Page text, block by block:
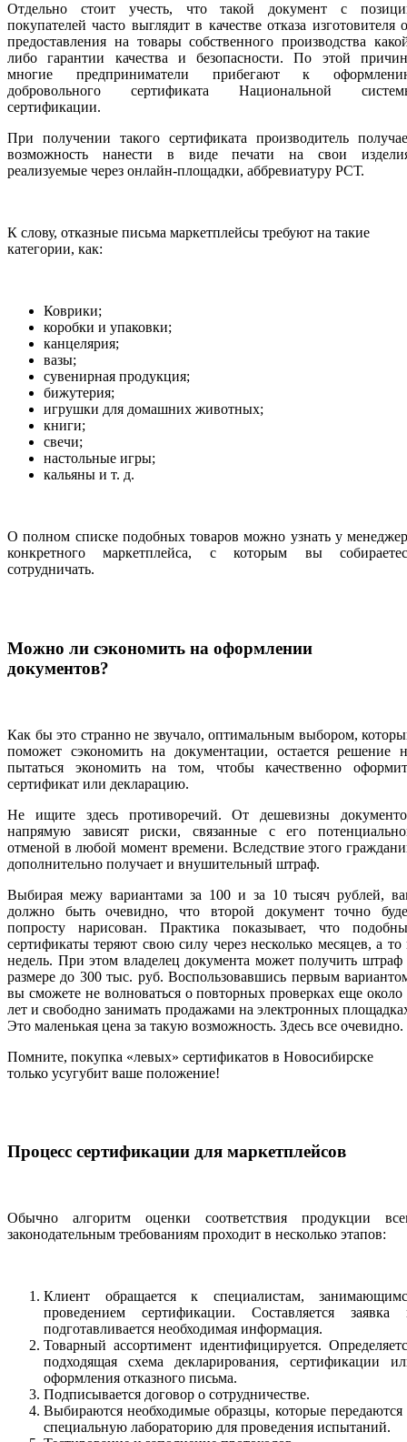
Отдельно стоит учесть, что такой документ с
покупателей часто выглядит в качестве отказа изготовителя
предоставления на товары собственного производства
либо гарантии качества и безопасности. По этой
многие предприниматели прибегают к
добровольного сертификата Национальной
сертификации.
При получении такого сертификата производитель
возможность нанести в виде печати на свои
реализуемые через онлайн-площадки, аббревиатуру РСТ.
К слову, отказные письма маркетплейсы требуют на такие
категории, как:
Коврики;
коробки и упаковки;
канцелярия;
вазы;
сувенирная продукция;
бижутерия;
игрушки для домашних животных;
книги;
свечи;
настольные игры;
кальяны и т. д.
О полном списке подобных товаров можно узнать у
конкретного маркетплейса, с которым вы
сотрудничать.
Можно ли сэкономить на оформлении
документов?
Как бы это странно не звучало, оптимальным выбором,
поможет сэкономить на документации, остается решение
пытаться экономить на том, чтобы качественно
сертификат или декларацию.
Не ищите здесь противоречий. От дешевизны
напрямую зависят риски, связанные с его
отменой в любой момент времени. Вследствие этого
дополнительно получает и внушительный штраф.
Выбирая межу вариантами за 100 и за 10 тысяч рублей,
должно быть очевидно, что второй документ точно
попросту нарисован. Практика показывает, что
сертификаты теряют свою силу через несколько месяцев, а то
недель. При этом владелец документа может получить штраф
размере до 300 тыс. руб. Воспользовавшись первым
вы сможете не волноваться о повторных проверках еще около
лет и свободно занимать продажами на электронных
Это маленькая цена за такую возможность. Здесь все очевидно.
Помните, покупка «левых» сертификатов в Новосибирске
только усугубит ваше положение!
Процесс сертификации для маркетплейсов
Обычно алгоритм оценки соответствия продукции
законодательным требованиям проходит в несколько этапов:
Клиент обращается к специалистам,
проведением сертификации. Составляется заявка
подготавливается необходимая информация.
Товарный ассортимент идентифицируется.
подходящая схема декларирования, сертификации
оформления отказного письма.
Подписывается договор о сотрудничестве.
Выбираются необходимые образцы, которые передаются
специальную лабораторию для проведения испытаний.